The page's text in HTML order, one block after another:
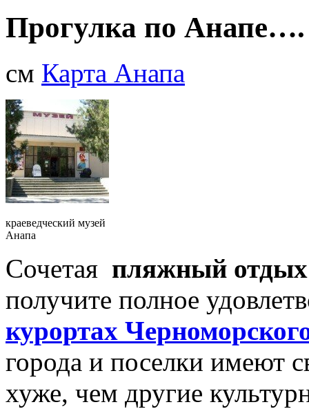
Прогулка по Анапе….
см Карта Анапа
краеведческий музей
Анапа
Сочетая пляжный отдых
получите полное
курортах
города и поселки имеют
хуже, чем другие